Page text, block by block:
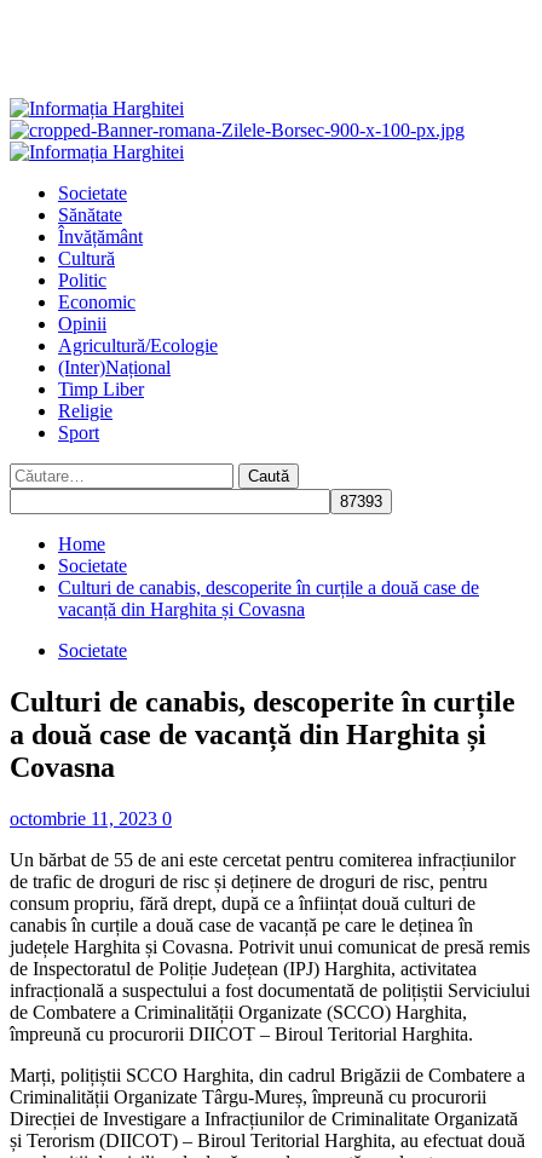
Primary
Societate
Sănătate
Învățământ
Cultură
Politic
Economic
Opinii
Agricultură/Ecologie
(Inter)Național
Timp Liber
Religie
Sport
Caută
după:
Home
Societate
Culturi de canabis, descoperite în curțile a două case de
vacanță din Harghita și Covasna
Societate
Culturi de canabis, descoperite în curțile
a două case de vacanță din Harghita și
Covasna
octombrie 11, 2023 0
Un bărbat de 55 de ani este cercetat pentru comiterea infracțiunilor
de trafic de droguri de risc și deținere de droguri de risc, pentru
consum propriu, fără drept, după ce a înființat două culturi de
canabis în curțile a două case de vacanță pe care le deținea în
județele Harghita și Covasna. Potrivit unui comunicat de presă remis
de Inspectoratul de Poliție Județean (IPJ) Harghita, activitatea
infracțională a suspectului a fost documentată de polițiștii Serviciului
de Combatere a Criminalității Organizate (SCCO) Harghita,
împreună cu procurorii DIICOT – Biroul Teritorial Harghita.
Marți, polițiștii SCCO Harghita, din cadrul Brigăzii de Combatere a
Criminalității Organizate Târgu-Mureș, împreună cu procurorii
Direcției de Investigare a Infracțiunilor de Criminalitate Organizată
și Terorism (DIICOT) – Biroul Teritorial Harghita, au efectuat două